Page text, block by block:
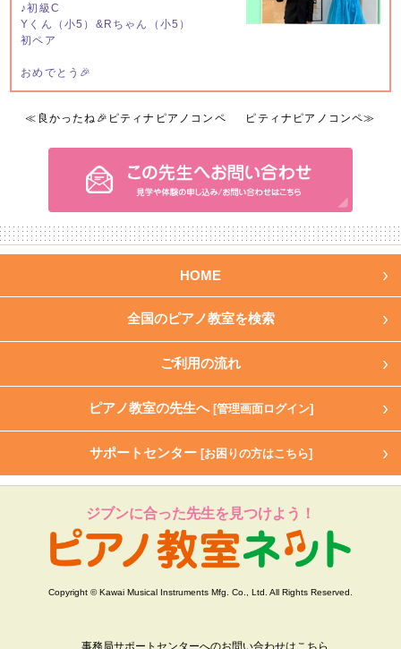
♪初級C
Yくん（小5）&Rちゃん（小5）
初ペア
おめでとう🎉
≪ 良かったね🎉ピティナピアノコンペ ピティナピアノコンペ≫
HOME
全国のピアノ教室を検索
ご利用の流れ
ピアノ教室の先生へ [管理画面ログイン]
サポートセンター [お困りの方はこちら]
ジブンに合った先生を見つけよう！
Copyright © Kawai Musical Instruments Mfg. Co., Ltd. All Rights Reserved.
事務局サポートセンターへのお問い合わせはこちら